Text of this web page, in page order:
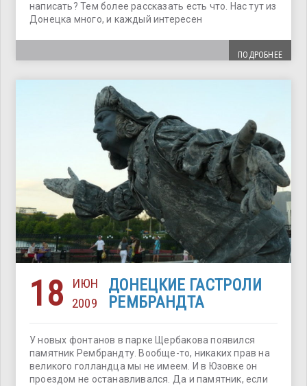
написать? Тем более рассказать есть что. Нас тут из
Донецка много, и каждый интересен
ПОДРОБНЕЕ
18
ИЮН
2009
ДОНЕЦКИЕ ГАСТРОЛИ
РЕМБРАНДТА
У новых фонтанов в парке Щербакова появился
памятник Рембрандту. Вообще-то, никаких прав на
великого голландца мы не имеем. И в Юзовке он
проездом не останавливался. Да и памятник, если